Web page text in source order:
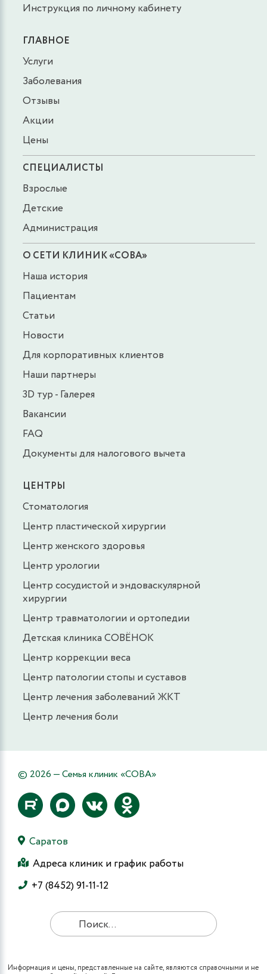
Инструкция по личному кабинету
ГЛАВНОЕ
Услуги
Заболевания
Отзывы
Акции
Цены
СПЕЦИАЛИСТЫ
Взрослые
Детские
Администрация
О СЕТИ КЛИНИК «СОВА»
Наша история
Пациентам
Статьи
Новости
Для корпоративных клиентов
Наши партнеры
3D тур - Галерея
Вакансии
FAQ
Документы для налогового вычета
ЦЕНТРЫ
Стоматология
Центр пластической хирургии
Центр женского здоровья
Центр урологии
Центр сосудистой и эндоваскулярной
хирургии
Центр травматологии и ортопедии
Детская клиника СОВЁНОК
Центр коррекции веса
Центр патологии стопы и суставов
Центр лечения заболеваний ЖКТ
Центр лечения боли
© 2026 — Семья клиник «СОВА»
Саратов
Адреса клиник и график работы
+7 (8452) 91-11-12
Информация и цены, представленные на сайте, являются справочными и не